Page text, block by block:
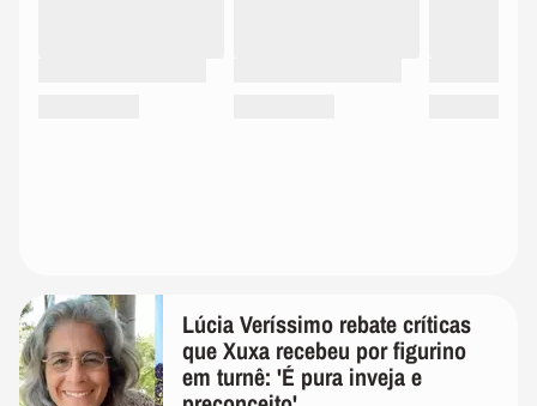
Lúcia Veríssimo rebate críticas
que Xuxa recebeu por figurino
em turnê: 'É pura inveja e